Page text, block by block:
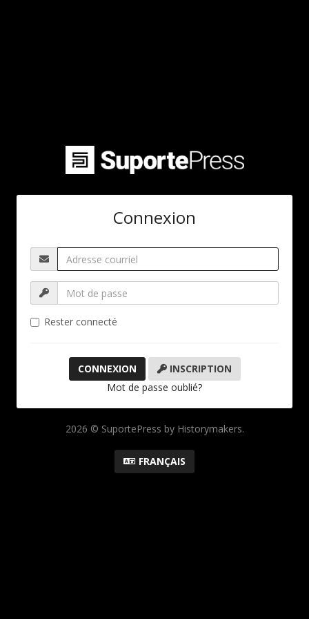
Connexion
Rester connecté
INSCRIPTION
Mot de passe oublié?
2026 © SuportePress by Historymakers.
FRANÇAIS